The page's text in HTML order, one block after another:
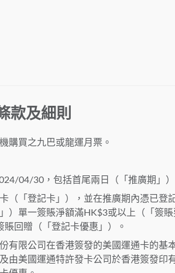
款及細則
購買之九巴或龍運月票。
04/30，包括首尾兩日（「推廣期」）
（「登記卡」），並在推廣期內憑已登
）單一簽賬淨額滿HK$3或以上（「簽
賬回贈（「登記卡優惠」）。
有限公司在香港簽發的美國運通卡的基
由美國運通特許發卡公司於香港簽發印